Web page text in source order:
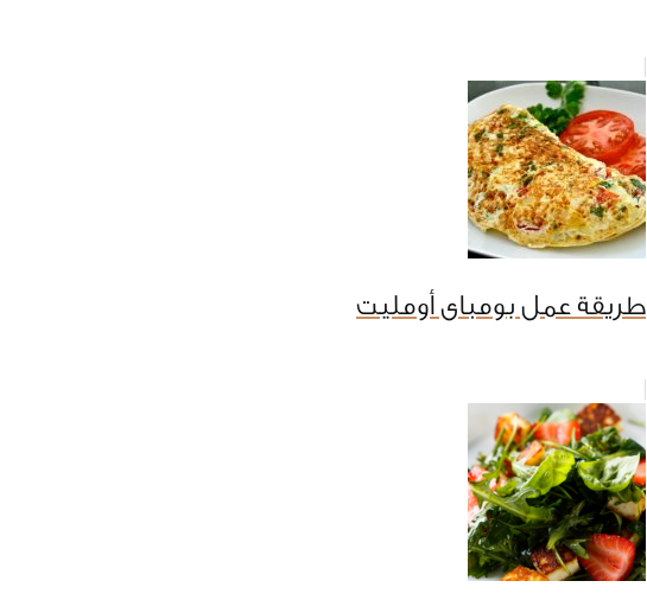
طريقة عمل بومباى أومليت